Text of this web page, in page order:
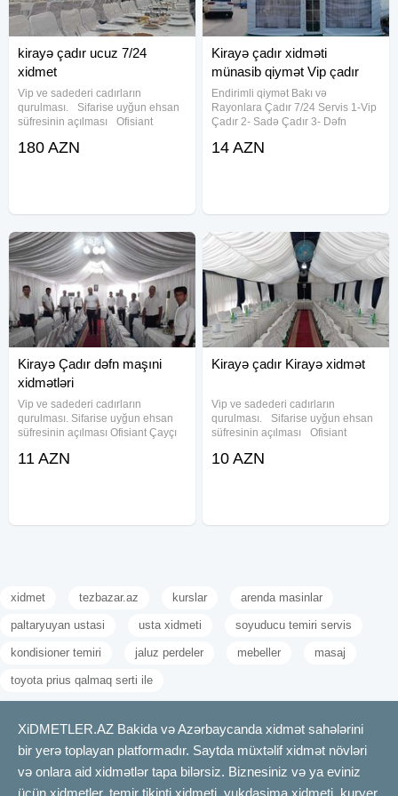
kirayə çadır ucuz 7/24
xidmet
Vip ve sadederi cadırların
qurulması. Sifarise uyğun ehsan
süfresinin açılması Ofisiant
qaşıq Stol stul Samavar Defn
180 AZN
Kirayə çadır xidməti
münasib qiymət Vip çadır
Endirimli qiymət Bakı və
Rayonlara Çadır 7/24 Servis 1-Vip
Çadır 2- Sadə Çadır 3- Dəfn
Salatçı 7- Çayçı 8-Ofisant Kişi &
14 AZN
Kirayə Çadır dəfn maşıni
xidmətləri
Vip ve sadederi cadırların
qurulması. Sifarise uyğun ehsan
süfresinin açılması Ofisiant Çayçı
stul Samavar Kiraye cadır, çadır,
11 AZN
Kirayə çadır Kirayə xidmət
Vip ve sadederi cadırların
qurulması. Sifarise uyğun ehsan
süfresinin açılması Ofisiant
qaşıq Stol stul Samavar Defn
10 AZN
xidmet tezbazar.az kurslar arenda masinlar
paltaryuyan ustasi usta xidmeti soyuducu temiri servis
kondisioner temiri jaluz perdeler mebeller masaj
toyota prius qalmaq serti ile
XiDMETLER.AZ Bakida və Azərbaycanda xidmət sahələrini
bir yerə toplayan platformadır. Saytda müxtəlif xidmət növləri
və onlara aid xidmətlər tapa bilərsiz. Biznesiniz və ya eviniz